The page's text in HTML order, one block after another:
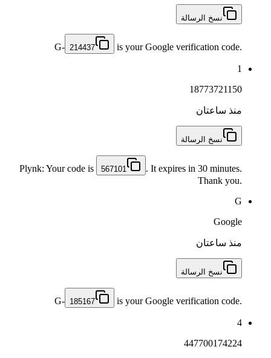
نسخ الرسالة
G- 214437 is your Google verification code.
1
18773721150
منذ ساعتان
نسخ الرسالة
Plynk: Your code is 567101
. It expires in 30 minutes.
Thank you.
G
Google
منذ ساعتان
نسخ الرسالة
G- 185167 is your Google verification code.
4
447700174224